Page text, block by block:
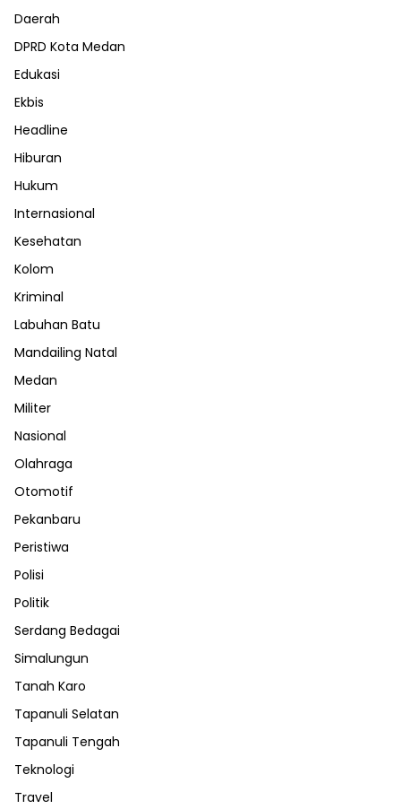
Daerah
DPRD Kota Medan
Edukasi
Ekbis
Headline
Hiburan
Hukum
Internasional
Kesehatan
Kolom
Kriminal
Labuhan Batu
Mandailing Natal
Medan
Militer
Nasional
Olahraga
Otomotif
Pekanbaru
Peristiwa
Polisi
Politik
Serdang Bedagai
Simalungun
Tanah Karo
Tapanuli Selatan
Tapanuli Tengah
Teknologi
Travel